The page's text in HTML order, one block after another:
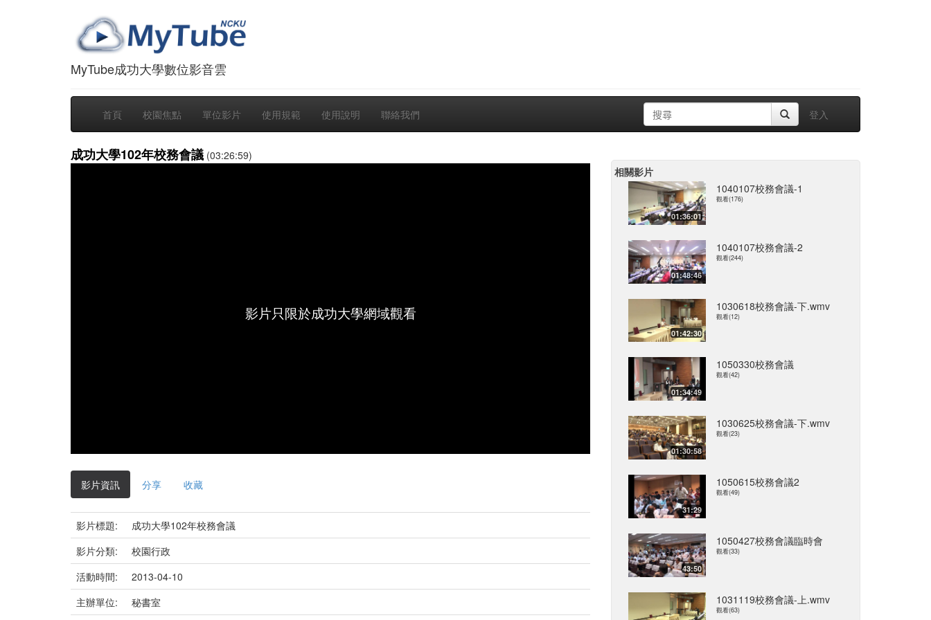
MyTube成功大學數位影音雲
首頁 校園焦點 單位影片 使用規範 使用說明 聯絡我們 登入
成功大學102年校務會議 (03:26:59)
影片只限於成功大學網域觀看
影片資訊 分享 收藏
影片標題:
成功大學102年校務會議
影片分類:
校園行政
活動時間:
2013-04-10
主辦單位:
秘書室
相關影片
01:36:01
1040107校務會議-1
觀看(176)
01:48:46
1040107校務會議-2
觀看(244)
01:42:30
1030618校務會議-下.wmv
觀看(12)
01:34:49
1050330校務會議
觀看(42)
01:30:58
1030625校務會議-下.wmv
觀看(23)
31:29
1050615校務會議2
觀看(49)
43:50
1050427校務會議臨時會
觀看(33)
1031119校務會議-上.wmv
觀看(63)